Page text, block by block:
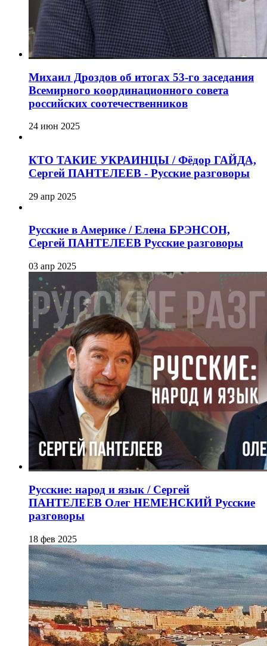
Михаил Дроздов об итогах 53-го заседания
Всемирного координационного совета
российских соотечественников
24 июн 2025
КТО ТАКИЕ УКРАИНЦЫ / Фёдор ГАЙДА,
Сергей ПАНТЕЛЕЕВ - Русские разговоры
29 апр 2025
Русские в Америке / Елена БРЭНСОН,
Сергей ПАНТЕЛЕЕВ Русские разговоры
03 апр 2025
Русские: народ и язык / Сергей
ПАНТЕЛЕЕВ Олег НЕМЕНСКИЙ Русские
разговоры
18 фев 2025